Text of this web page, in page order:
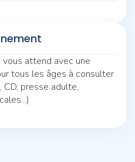
vous attend avec une
tous les âges à consulter
CD, presse adulte,